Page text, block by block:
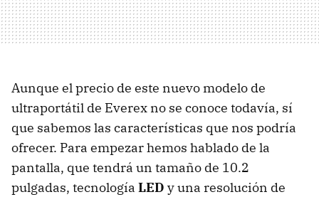
Aunque el precio de este nuevo modelo de
ultraportátil de Everex no se conoce todavía, sí
que sabemos las características que nos podría
ofrecer. Para empezar hemos hablado de la
pantalla, que tendrá un tamaño de 10.2
pulgadas, tecnología LED y una resolución de